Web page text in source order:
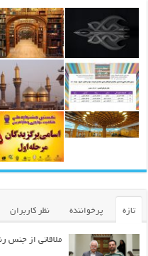
تازه پرخواننده نظر کاربران
ملاقاتی از جنس